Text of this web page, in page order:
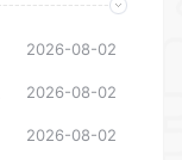
2026-08-02
2026-08-02
2026-08-02